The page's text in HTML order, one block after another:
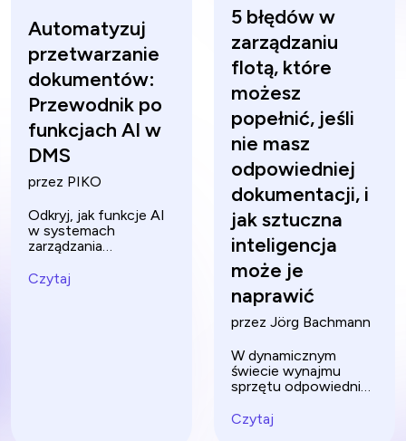
Automatyzuj
przetwarzanie
dokumentów:
Przewodnik po
funkcjach AI w
DMS
przez PIKO
Odkryj, jak funkcje AI
w systemach
zarządzania
zrewolucjonizować
Czytaj
5 błędów w
zarządzaniu
flotą, które
możesz
popełnić, jeśli
nie masz
odpowiedniej
dokumentacji, i
jak sztuczna
inteligencja
może je
naprawić
przez Jörg Bachmann
W dynamicznym
świecie wynajmu
sprzętu odpowiednie
zarządzania flotą jest
Czytaj